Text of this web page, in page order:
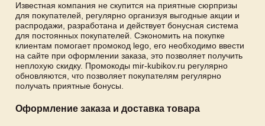
Известная компания не скупится на приятные сюрпризы
для покупателей, регулярно организуя выгодные акции и
распродажи, разработана и действует бонусная система
для постоянных покупателей. Сэкономить на покупке
клиентам помогает промокод lego, его необходимо ввести
на сайте при оформлении заказа, это позволяет получить
неплохую скидку. Промокоды mir-kubikov.ru регулярно
обновляются, что позволяет покупателям регулярно
получать приятные бонусы.
Оформление заказа и доставка товара